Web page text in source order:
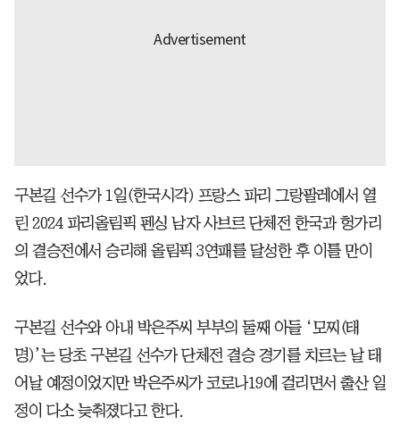
구본길 선수가 1일(한국시각) 프랑스 파리 그랑팔레에서 열
린 2024 파리올림픽 펜싱 남자 사브르 단체전 한국과 헝가리
의 결승전에서 승리해 올림픽 3연패를 달성한 후 이틀 만이
었다.
구본길 선수와 아내 박은주씨 부부의 둘째 아들 ‘모찌(태
명)’는 당초 구본길 선수가 단체전 결승 경기를 치르는 날 태
어날 예정이었지만 박은주씨가 코로나19에 걸리면서 출산 일
정이 다소 늦춰졌다고 한다.